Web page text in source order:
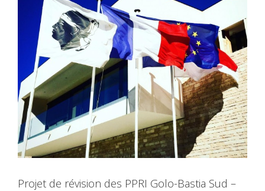
Projet de révision des PPRI Golo-Bastia Sud –